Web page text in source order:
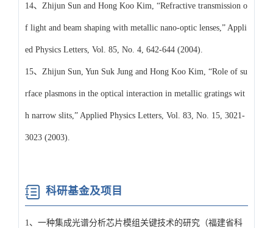
14、Zhijun Sun and Hong Koo Kim, “Refractive transmission o
f light and beam shaping with metallic nano-optic lenses,” Appli
ed Physics Letters, Vol. 85, No. 4, 642-644 (2004).
15、Zhijun Sun, Yun Suk Jung and Hong Koo Kim, “Role of su
rface plasmons in the optical interaction in metallic gratings wit
h narrow slits,” Applied Physics Letters, Vol. 83, No. 15, 3021-
3023 (2003).
科研基金及项目
1、一种集成光谱分析芯片模组关键技术的研究（福建省科